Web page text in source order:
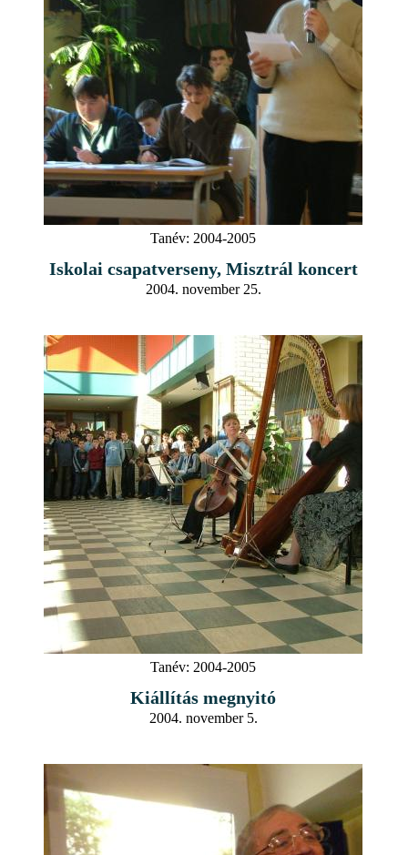
Tanév: 2004-2005
Iskolai csapatverseny, Misztrál koncert
2004. november 25.
Tanév: 2004-2005
Kiállítás megnyitó
2004. november 5.